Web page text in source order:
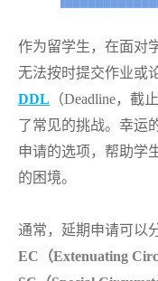
作为留学生，在面对
无法按时提交作业或
DDL （Deadline，截
了常见的挑战。幸运
申请的选项，帮助学
的困境。
通常，延期申请可以
EC（Extenuating